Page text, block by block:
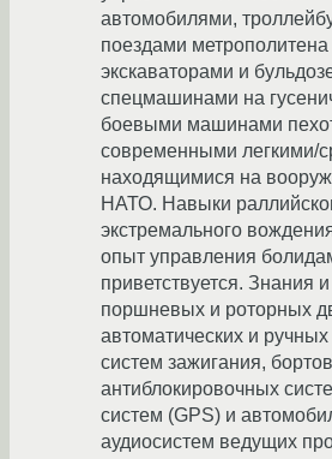
автомобилями,
поездами
экскаваторами и
спецмашинами на
боевыми машинами
современными легкими/
находящимися на
НАТО. Навыки
экстремального
опыт управления
приветствуется. Знания
поршневых и роторных
автоматических и
систем зажигания,
антиблокировочных
систем (GPS) и
аудиосистем ведущих